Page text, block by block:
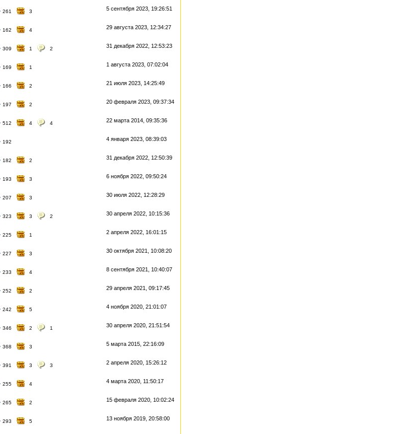
261 3 5 сентября 2023, 19:26:51
162 4 29 августа 2023, 12:34:27
309 1 2 31 декабря 2022, 12:53:23
169 1 1 августа 2023, 07:02:04
166 2 21 июля 2023, 14:25:49
197 2 20 февраля 2023, 09:37:34
512 4 4 22 марта 2014, 09:35:36
192 4 января 2023, 08:39:03
182 2 31 декабря 2022, 12:50:39
193 3 6 ноября 2022, 09:50:24
207 3 30 июля 2022, 12:28:29
323 3 2 30 апреля 2022, 10:15:36
225 1 2 апреля 2022, 16:01:15
227 3 30 октября 2021, 10:08:20
233 4 8 сентября 2021, 10:40:07
252 2 29 апреля 2021, 09:17:45
242 5 4 ноября 2020, 21:01:07
346 2 1 30 апреля 2020, 21:51:54
368 3 5 марта 2015, 22:16:09
391 3 3 2 апреля 2020, 15:26:12
255 4 4 марта 2020, 11:50:17
265 2 15 февраля 2020, 10:02:24
293 5 13 ноября 2019, 20:58:00